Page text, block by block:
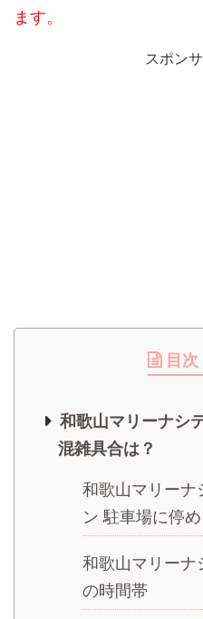
ます。
スポン
目次
和歌山マリーナシ
混雑具合は？
和歌山マリーナ
ン 駐車場に停
和歌山マリーナ
の時間帯